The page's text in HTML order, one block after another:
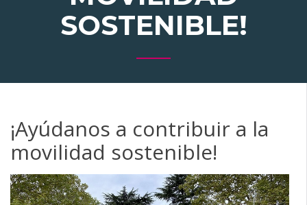
SOSTENIBLE!
¡Ayúdanos a contribuir a la
movilidad sostenible!